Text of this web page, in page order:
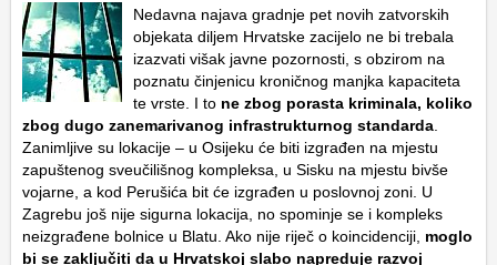
Nedavna najava gradnje pet novih zatvorskih
objekata diljem Hrvatske zacijelo ne bi trebala
izazvati višak javne pozornosti, s obzirom na
poznatu činjenicu kroničnog manjka kapaciteta
te vrste. I to ne zbog porasta kriminala, koliko
zbog dugo zanemarivanog infrastrukturnog standarda
Zanimljive su lokacije – u Osijeku će biti izgrađen na mjestu
zapuštenog sveučilišnog kompleksa, u Sisku na mjestu bivše
vojarne, a kod Perušića bit će izgrađen u poslovnoj zoni. U
Zagrebu još nije sigurna lokacija, no spominje se i kompleks
neizgrađene bolnice u Blatu. Ako nije riječ o koincidenciji, moglo
bi se zaključiti da u Hrvatskoj slabo napreduje razvoj